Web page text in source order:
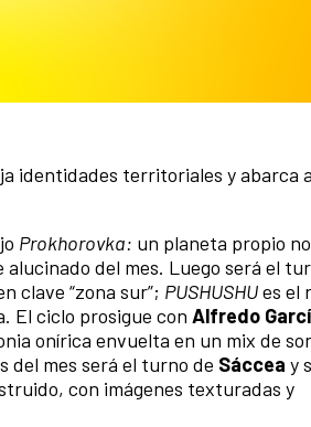
identidades territoriales y abarca
Prokhorovka: un planeta propio
del mes. Luego será el
clave “zona sur”; PUSHUSHUes el
El ciclo prosigue con Alfredo
onírica envuelta en un mix de
del mes será el turno de Sáccea y
con imágenes texturadas y